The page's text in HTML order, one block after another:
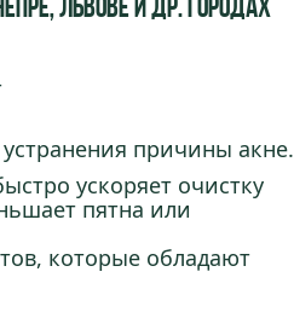
Львове и др. городах
причины акне.
ускоряет очистку
пятна или
которые обладают